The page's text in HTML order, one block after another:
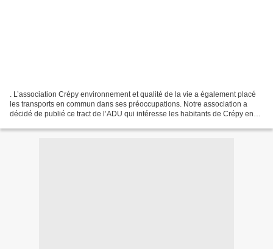
. L’association Crépy environnement et qualité de la vie a également placé
les transports en commun dans ses préoccupations. Notre association a
décidé de publié ce tract de l’ADU qui intéresse les habitants de Crépy en